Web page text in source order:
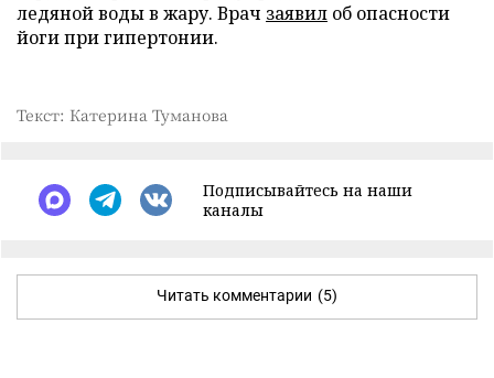
ледяной воды в жару. Врач заявил об опасности
йоги при гипертонии.
Текст: Катерина Туманова
Подписывайтесь на наши
каналы
Читать комментарии (5)